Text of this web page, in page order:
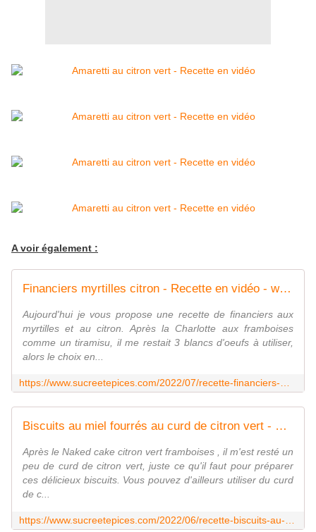
A voir également :
Financiers myrtilles citron - Recette en vidéo - www.sucreetepices.com
Aujourd'hui je vous propose une recette de financiers aux
myrtilles et au citron. Après la Charlotte aux framboises
comme un tiramisu, il me restait 3 blancs d'oeufs à utiliser,
alors le choix en...
Biscuits au miel fourrés au curd de citron vert - Recette en vidéo - www.sucreetepices.com
Après le Naked cake citron vert framboises , il m'est resté un
peu de curd de citron vert, juste ce qu'il faut pour préparer
ces délicieux biscuits. Vous pouvez d'ailleurs utiliser du curd
de c...